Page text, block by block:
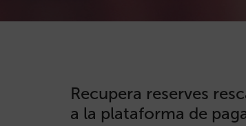
Recupera reserves
a la plataforma de